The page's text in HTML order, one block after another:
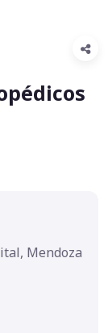
Mendoza